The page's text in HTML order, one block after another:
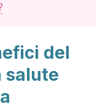
del
salute